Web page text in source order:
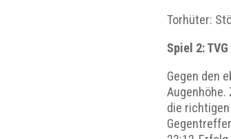
Torhüter:
Spiel 2:
Gegen den
Augenhöhe.
die